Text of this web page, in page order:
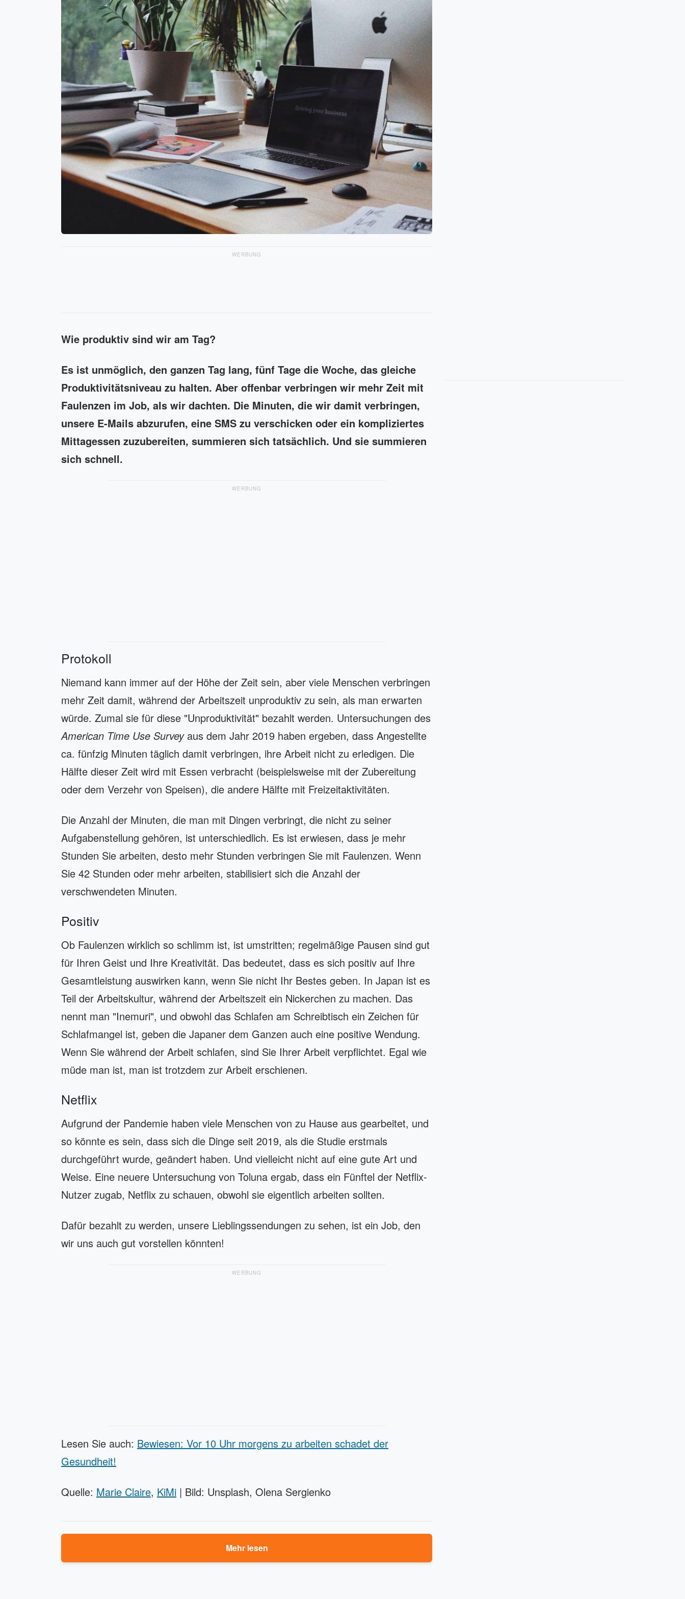
WERBUNG
Wie produktiv sind wir am Tag?
Es ist unmöglich, den ganzen Tag lang, fünf Tage die Woche, das gleiche
Produktivitätsniveau zu halten. Aber offenbar verbringen wir mehr Zeit mit
Faulenzen im Job, als wir dachten. Die Minuten, die wir damit verbringen,
unsere E-Mails abzurufen, eine SMS zu verschicken oder ein kompliziertes
Mittagessen zuzubereiten, summieren sich tatsächlich. Und sie summieren
sich schnell.
WERBUNG
Protokoll
Niemand kann immer auf der Höhe der Zeit sein, aber viele Menschen verbringen
mehr Zeit damit, während der Arbeitszeit unproduktiv zu sein, als man erwarten
würde. Zumal sie für diese "Unproduktivität" bezahlt werden. Untersuchungen des
American Time Use Survey aus dem Jahr 2019 haben ergeben, dass Angestellte
ca. fünfzig Minuten täglich damit verbringen, ihre Arbeit nicht zu erledigen. Die
Hälfte dieser Zeit wird mit Essen verbracht (beispielsweise mit der Zubereitung
oder dem Verzehr von Speisen), die andere Hälfte mit Freizeitaktivitäten.
Die Anzahl der Minuten, die man mit Dingen verbringt, die nicht zu seiner
Aufgabenstellung gehören, ist unterschiedlich. Es ist erwiesen, dass je mehr
Stunden Sie arbeiten, desto mehr Stunden verbringen Sie mit Faulenzen. Wenn
Sie 42 Stunden oder mehr arbeiten, stabilisiert sich die Anzahl der
verschwendeten Minuten.
Positiv
Ob Faulenzen wirklich so schlimm ist, ist umstritten; regelmäßige Pausen sind gut
für Ihren Geist und Ihre Kreativität. Das bedeutet, dass es sich positiv auf Ihre
Gesamtleistung auswirken kann, wenn Sie nicht Ihr Bestes geben. In Japan ist es
Teil der Arbeitskultur, während der Arbeitszeit ein Nickerchen zu machen. Das
nennt man "Inemuri", und obwohl das Schlafen am Schreibtisch ein Zeichen für
Schlafmangel ist, geben die Japaner dem Ganzen auch eine positive Wendung.
Wenn Sie während der Arbeit schlafen, sind Sie Ihrer Arbeit verpflichtet. Egal wie
müde man ist, man ist trotzdem zur Arbeit erschienen.
Netflix
Aufgrund der Pandemie haben viele Menschen von zu Hause aus gearbeitet, und
so könnte es sein, dass sich die Dinge seit 2019, als die Studie erstmals
durchgeführt wurde, geändert haben. Und vielleicht nicht auf eine gute Art und
Weise. Eine neuere Untersuchung von Toluna ergab, dass ein Fünftel der Netflix-
Nutzer zugab, Netflix zu schauen, obwohl sie eigentlich arbeiten sollten.
Dafür bezahlt zu werden, unsere Lieblingssendungen zu sehen, ist ein Job, den
wir uns auch gut vorstellen könnten!
WERBUNG
Lesen Sie auch: Bewiesen: Vor 10 Uhr morgens zu arbeiten schadet der
Gesundheit!
Quelle: Marie Claire, KiMi | Bild: Unsplash, Olena Sergienko
Mehr lesen